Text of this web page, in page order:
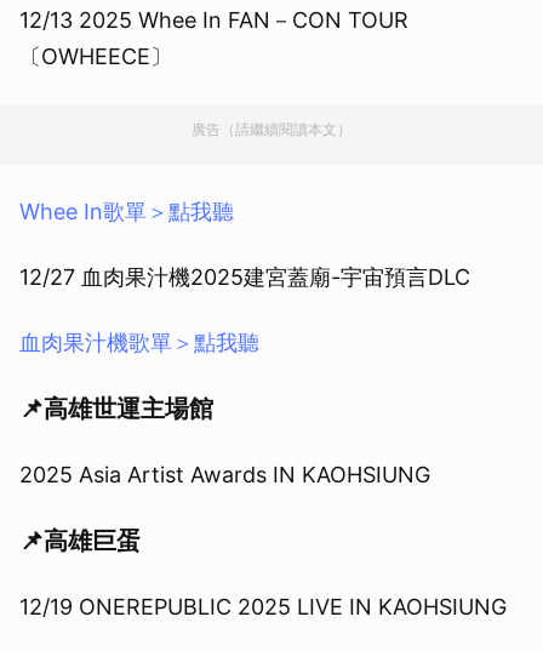
12/13 2025 Whee In FAN－CON TOUR
〔OWHEECE〕
廣告（請繼續閱讀本文）
Whee In歌單＞點我聽
12/27 血肉果汁機2025建宮蓋廟-宇宙預言DLC
血肉果汁機歌單＞點我聽
📌高雄世運主場館
2025 Asia Artist Awards IN KAOHSIUNG
📌高雄巨蛋
12/19 ONEREPUBLIC 2025 LIVE IN KAOHSIUNG